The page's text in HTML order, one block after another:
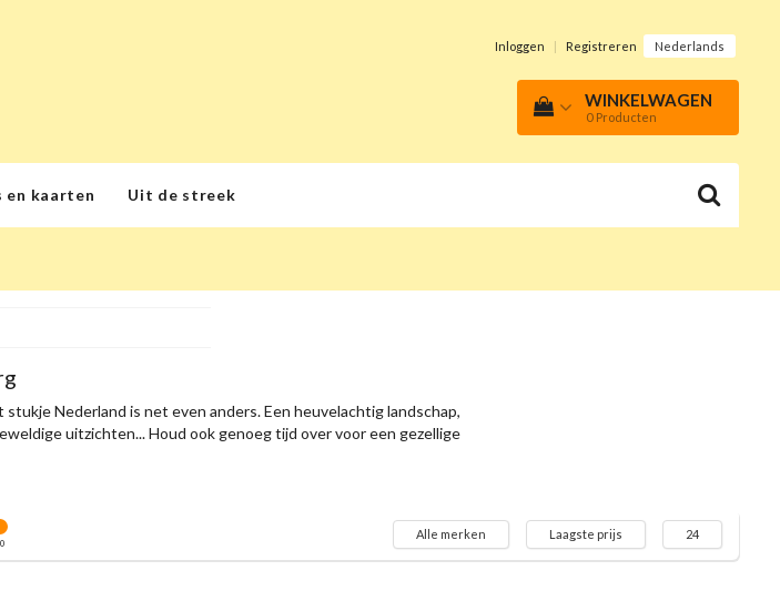
Inloggen | Registreren Nederlands
WINKELWAGEN
0 Producten
en kaarten Uit de streek
Nederland is net even anders. Een heuvelachtig landschap,
uitzichten... Houd ook genoeg tijd over voor een gezellige
Alle merken Laagste prijs 24